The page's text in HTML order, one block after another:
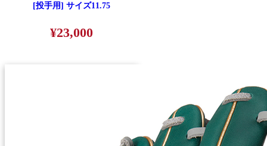
[投手用] サイズ11.75
¥23,000